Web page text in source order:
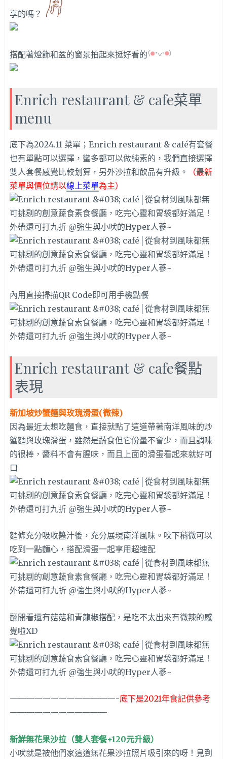
享的嗎？
搭配著燈飾和盆的窗景拍起來挺好看的
Enrich restaurant & cafe菜單
menu
底下為2024.11 菜單；Enrich restaurant & café有套餐
也有單點可以選擇，蠻多都可以做純素的，我們直接選擇
雙人套餐感覺比較划算，另外沙拉和飲品有升級。
（最新
菜單與價位請以線上菜單為主）
內用直接掃描QR Code即可用手機點餐
Enrich restaurant & cafe餐點
表現
新加坡炒蟹麵與玫瑰滑蛋(微辣)
因為最近太想吃麵食，直接就點了這道帶著南洋風味的炒
蟹麵與玫瑰滑蛋，雖然是蔬食但它份量不會少，而且調味
的很棒，醬料不會有腥味，而且上面的滑蛋看起來就好可
口
麵條充分吸收醬汁後，充分展現南洋風味。咬下稍微可以
吃到一點麵心，搭配滑蛋一起享用超速配
翻開看還有菇菇和青龍椒搭配，是吃不太出來有微辣的感
覺啦XD
—————————————-底下是2021年食記供參考
————————————
新鮮無花果沙拉（雙人套餐+120元升級）
小吠就是被他們家這道無花果沙拉照片吸引來的呀！見到